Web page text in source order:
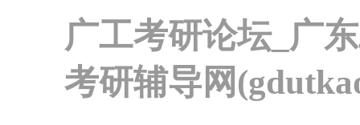
广工考研论坛_广
考研辅导网